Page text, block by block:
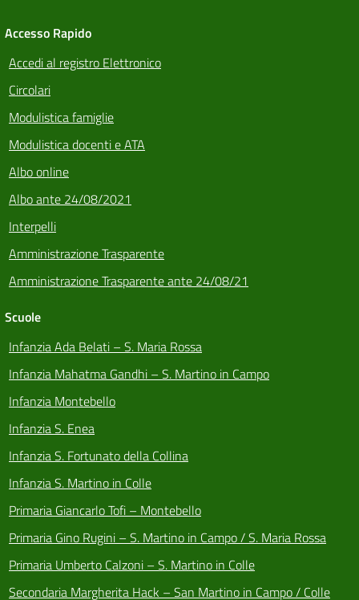
Accesso Rapido
Accedi al registro Elettronico
Circolari
Modulistica famiglie
Modulistica docenti e ATA
Albo online
Albo ante 24/08/2021
Interpelli
Amministrazione Trasparente
Amministrazione Trasparente ante 24/08/21
Scuole
Infanzia Ada Belati – S. Maria Rossa
Infanzia Mahatma Gandhi – S. Martino in Campo
Infanzia Montebello
Infanzia S. Enea
Infanzia S. Fortunato della Collina
Infanzia S. Martino in Colle
Primaria Giancarlo Tofi – Montebello
Primaria Gino Rugini – S. Martino in Campo / S. Maria Rossa
Primaria Umberto Calzoni – S. Martino in Colle
Secondaria Margherita Hack – San Martino in Campo / Colle